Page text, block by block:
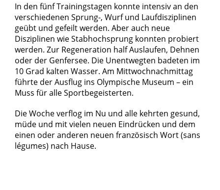
In den fünf Trainingstagen konnte intensiv an den
verschiedenen Sprung-, Wurf und Laufdisziplinen
geübt und gefeilt werden. Aber auch neue
Disziplinen wie Stabhochsprung konnten probiert
werden. Zur Regeneration half Auslaufen, Dehnen
oder der Genfersee. Die Unentwegten badeten im
10 Grad kalten Wasser. Am Mittwochnachmittag
führte der Ausflug ins Olympische Museum – ein
Muss für alle Sportbegeisterten.
Die Woche verflog im Nu und alle kehrten gesund,
müde und mit vielen neuen Eindrücken und dem
einen oder anderen neuen französisch Wort (sans
légumes) nach Hause.